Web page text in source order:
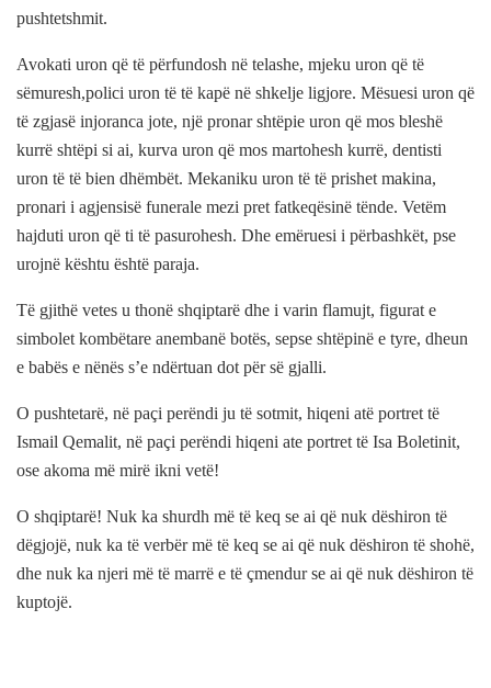
pushtetshmit.
Avokati uron që të përfundosh në telashe, mjeku uron që të
sëmuresh,polici uron të të kapë në shkelje ligjore. Mësuesi uron që
të zgjasë injoranca jote, një pronar shtëpie uron që mos bleshë
kurrë shtëpi si ai, kurva uron që mos martohesh kurrë, dentisti
uron të të bien dhëmbët. Mekaniku uron të të prishet makina,
pronari i agjensisë funerale mezi pret fatkeqësinë tënde. Vetëm
hajduti uron që ti të pasurohesh. Dhe emëruesi i përbashkët, pse
urojnë kështu është paraja.
Të gjithë vetes u thonë shqiptarë dhe i varin flamujt, figurat e
simbolet kombëtare anembanë botës, sepse shtëpinë e tyre, dheun
e babës e nënës s’e ndërtuan dot për së gjalli.
O pushtetarë, në paçi perëndi ju të sotmit, hiqeni atë portret të
Ismail Qemalit, në paçi perëndi hiqeni ate portret të Isa Boletinit,
ose akoma më mirë ikni vetë!
O shqiptarë! Nuk ka shurdh më të keq se ai që nuk dëshiron të
dëgjojë, nuk ka të verbër më të keq se ai që nuk dëshiron të shohë,
dhe nuk ka njeri më të marrë e të çmendur se ai që nuk dëshiron të
kuptojë.